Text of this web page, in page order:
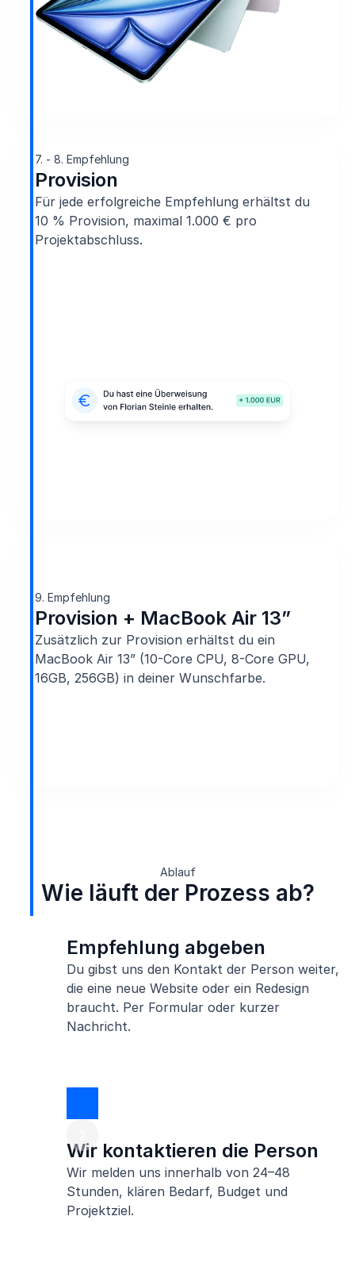
7. - 8. Empfehlung
Provision
Für jede erfolgreiche Empfehlung erhältst du
10 % Provision, maximal 1.000 € pro
Projektabschluss.
9. Empfehlung
Provision + MacBook Air 13”
Zusätzlich zur Provision erhältst du ein
MacBook Air 13” (10-Core CPU, 8-Core GPU,
16GB, 256GB) in deiner Wunschfarbe.
Ablauf
Wie läuft der Prozess ab?
Empfehlung abgeben
Du gibst uns den Kontakt der Person weiter,
die eine neue Website oder ein Redesign
braucht. Per Formular oder kurzer
Nachricht.
Wir kontaktieren die Person
Wir melden uns innerhalb von 24–48
Stunden, klären Bedarf, Budget und
Projektziel.